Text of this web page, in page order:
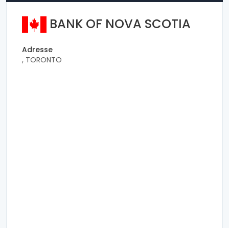
BANK OF NOVA SCOTIA
Adresse
, TORONTO